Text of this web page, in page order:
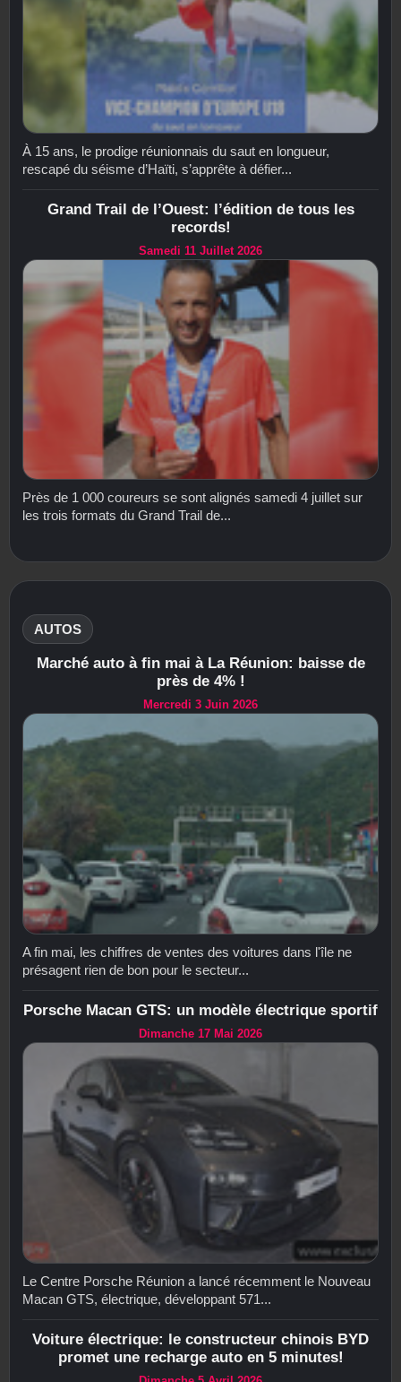
À 15 ans, le prodige réunionnais du saut en longueur,
rescapé du séisme d’Haïti, s’apprête à défier...
Grand Trail de l’Ouest: l’édition de tous les
records!
Samedi 11 Juillet 2026
Près de 1 000 coureurs se sont alignés samedi 4 juillet sur
les trois formats du Grand Trail de...
AUTOS
Marché auto à fin mai à La Réunion: baisse de
près de 4% !
Mercredi 3 Juin 2026
A fin mai, les chiffres de ventes des voitures dans l'île ne
présagent rien de bon pour le secteur...
Porsche Macan GTS: un modèle électrique sportif
Dimanche 17 Mai 2026
Le Centre Porsche Réunion a lancé récemment le Nouveau
Macan GTS, électrique, développant 571...
Voiture électrique: le constructeur chinois BYD
promet une recharge auto en 5 minutes!